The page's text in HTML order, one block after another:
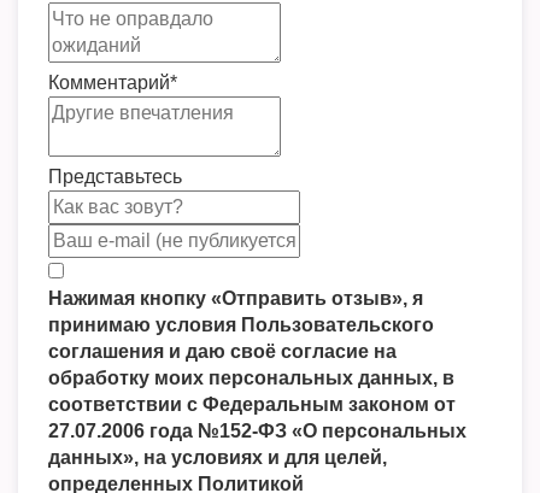
Комментарий*
Представьтесь
Нажимая кнопку «Отправить отзыв», я
принимаю условия Пользовательского
соглашения и даю своё согласие на
обработку моих персональных данных, в
соответствии с Федеральным законом от
27.07.2006 года №152-ФЗ «О персональных
данных», на условиях и для целей,
определенных Политикой